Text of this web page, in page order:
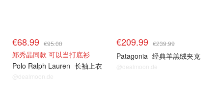
€68.99 €95.00
郑秀晶同款 可以当打底衫
Polo Ralph Lauren 长袖上衣
@dealmoon.de
€209.99 €239.99
Patagonia 经典羊羔绒夹克
@dealmoon.de